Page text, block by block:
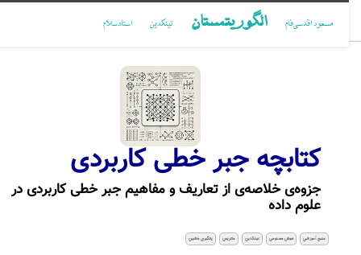
مسعود اقدسی‌فام الگوریتمستان لینکدین استادسلام
کتابچه جبر خطی کاربردی
جزوه‌ی خلاصه‌ی از تعاریف و مفاهیم جبر خطی کاربردی در
علوم داده
منبع آموزشی هوش مصنوعی لینکدین ماتریس یادگیری ماشین